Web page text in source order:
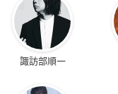
諏訪部順一